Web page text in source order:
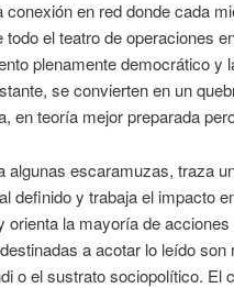
conexión en red donde cada
todo el teatro de operaciones
plenamente democrático y
se convierten en un
en teoría mejor preparada
algunas escaramuzas, traza
definido y trabaja el impacto
orienta la mayoría de
a acotar lo leído
o el sustrato sociopolítico. El